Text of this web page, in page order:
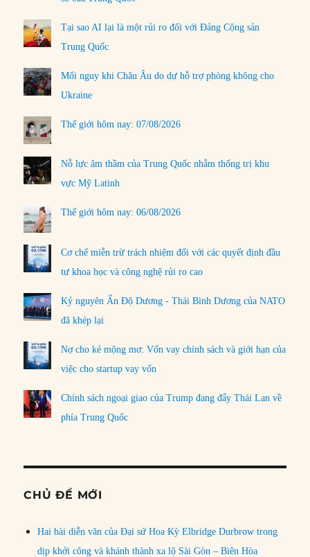
Tại sao AI lại là một rủi ro đối với Đảng Cộng sản
Trung Quốc
Mối nguy khi Châu Âu do dự hỗ trợ phòng không cho
Ukraine
Thế giới hôm nay: 07/08/2026
Nỗ lực âm thầm của Trung Quốc nhằm thống trị khu
vực Mỹ Latinh
Thế giới hôm nay: 06/08/2026
Cơ chế miễn trừ trách nhiệm đối với các quyết định đầu
tư khoa học và công nghệ rủi ro cao
Kỷ nguyên Ấn Độ Dương - Thái Bình Dương của NATO
đã khép lại
Nợ cho kẻ mộng mơ: Vốn vay chính sách và giới hạn của
việc cho startup vay vốn
Chính sách ngoại giao của Trump đang đẩy Thái Lan về
phía Trung Quốc
CHỦ ĐỀ MỚI
Hai bài diễn văn của Đại sứ Hoa Kỳ Elbridge Durbrow trong
dịp khởi công và khánh thành xa lộ Sài Gòn – Biên Hòa